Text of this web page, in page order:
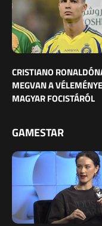
CRISTIANO
MEGVAN A
MAGYAR FOCISTÁRÓL
GAMESTAR